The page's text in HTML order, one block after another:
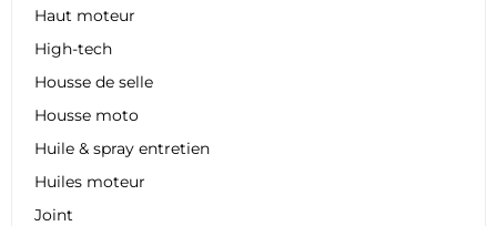
Haut moteur
High-tech
Housse de selle
Housse moto
Huile & spray entretien
Huiles moteur
Joint